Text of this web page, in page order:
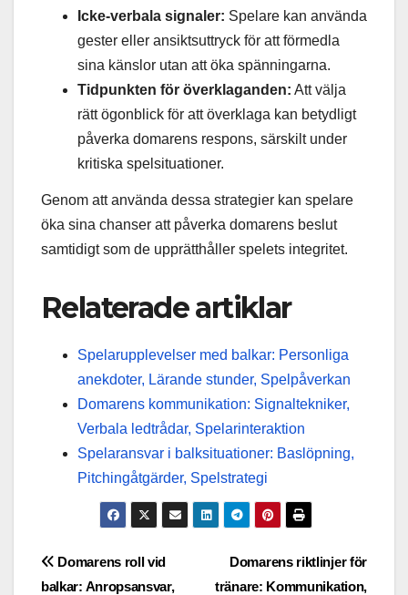
Icke-verbala signaler: Spelare kan använda
gester eller ansiktsuttryck för att förmedla
sina känslor utan att öka spänningarna.
Tidpunkten för överklaganden: Att välja
rätt ögonblick för att överklaga kan betydligt
påverka domarens respons, särskilt under
kritiska spelsituationer.
Genom att använda dessa strategier kan spelare
öka sina chanser att påverka domarens beslut
samtidigt som de upprätthåller spelets integritet.
Relaterade artiklar
Spelarupplevelser med balkar: Personliga
anekdoter, Lärande stunder, Spelpåverkan
Domarens kommunikation: Signaltekniker,
Verbala ledtrådar, Spelarinteraktion
Spelaransvar i balksituationer: Baslöpning,
Pitchingåtgärder, Spelstrategi
Post
Domarens riktlinjer för
tränare: Kommunikation,
Domarens roll vid
balkar: Anropsansvar,